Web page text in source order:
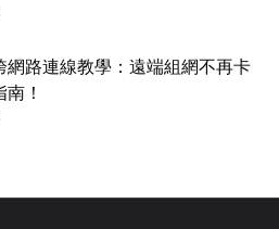
網路連線教學：遠端組網不再卡
！